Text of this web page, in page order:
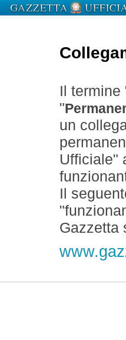
Il
"
un
Ufficiale"
Il
Gazzetta